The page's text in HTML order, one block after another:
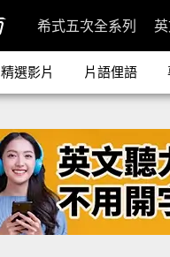
希式五次全系列
精選影片 片語俚語